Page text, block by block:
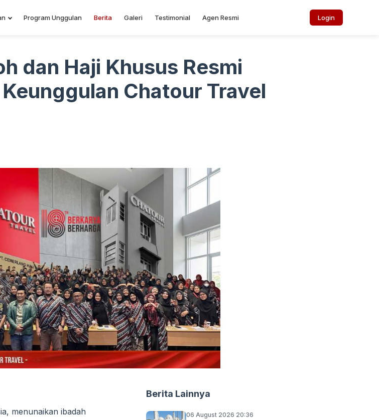
Program Unggulan Berita Galeri Testimonial Agen Resmi Login
dan Haji Khusus Resmi
Chatour Travel
menunaikan ibadah
Berita Lainnya
06 August 2026 20:36